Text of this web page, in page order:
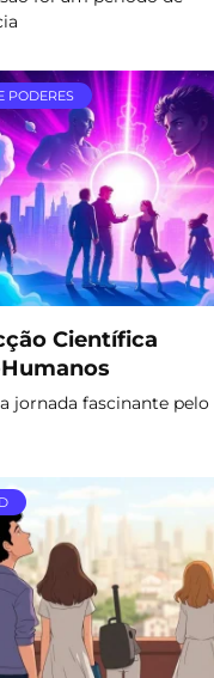
PODERES
Científica
jornada fascinante pelo